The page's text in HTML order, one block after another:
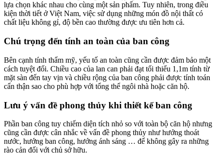
lựa chọn khác nhau cho cùng một sản phẩm. Tuy nhiên, trong điều
kiện thời tiết ở Việt Nam, việc sử dụng những món đồ nội thất có
chất liệu không gỉ, độ bền cao thường được ưu tiên hơn cả.
Chú trọng đến tính an toàn của ban công
Bên cạnh tính thẩm mỹ, yếu tố an toàn cũng cần được đảm bảo một
cách tuyệt đối. Chiều cao của lan can phải đạt tối thiểu 1,1m tính từ
mặt sàn đến tay vịn và chiều rộng của ban công phải được tính toán
cẩn thận sao cho phù hợp với tổng thể ngôi nhà hoặc căn hộ.
Lưu ý vấn đề phong thủy khi thiết kế ban công
Phần ban công tuy chiếm diện tích nhỏ so với toàn bộ căn hộ nhưng
cũng cần được cân nhắc về vấn đề phong thủy như hướng thoát
nước, hướng ban công, hướng ánh sáng … để không gây ra những
rào cản đối với chủ sở hữu.